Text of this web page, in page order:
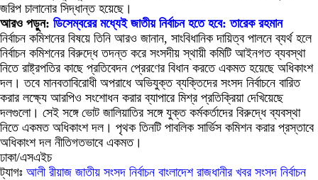
জরিপ চালানোর সিদ্ধান্ত হয়েছে।
আরও পড়ুন: ডিসেম্বরের মধ্যেই জাতীয় নির্বাচন হতে হবে: তারেক রহমান
নির্বাচন কমিশনের বিষয়ে তিনি আরও জানান, সাংবিধানিক দায়িত্ব পালনে ব্যর্থ হলে
নির্বাচন কমিশনের বিরুদ্ধে তদন্ত করে সংসদীয় স্থায়ী কমিটি আইনগত ব্যবস্থা
নিতে রাষ্ট্রপতির কাছে প্রতিবেদন প্রেরণের বিধান করতে একমত হয়েছে অধিকাংশ
দল। তবে মানবতাবিরোধী অপরাধে অভিযুক্ত ব্যক্তিদের সংসদ নির্বাচনে বারিত
করার লক্ষ্যে আরপিও সংশোধন করার ব্যাপারে মিশ্র প্রতিক্রিয়া দেখিয়েছে
দলগুলো। সেই সঙ্গে ভোট জালিয়াতির সঙ্গে যুক্ত কর্মকর্তাদের বিরুদ্ধে ব্যবস্থা
নিতে একমত অধিকাংশ দল। পৃথক তিনটি পাবলিক সার্ভিস কমিশন করার প্রস্তাবে
অধিকাংশ দল নীতিগতভাবে একমত।
ঢাকা/এসএইচ
ট্যাগঃ আলী রীয়াজ জাতীয় সংসদ নির্বাচন বাংলাদেশ রাজধানীর খবর সংসদ নির্বাচন